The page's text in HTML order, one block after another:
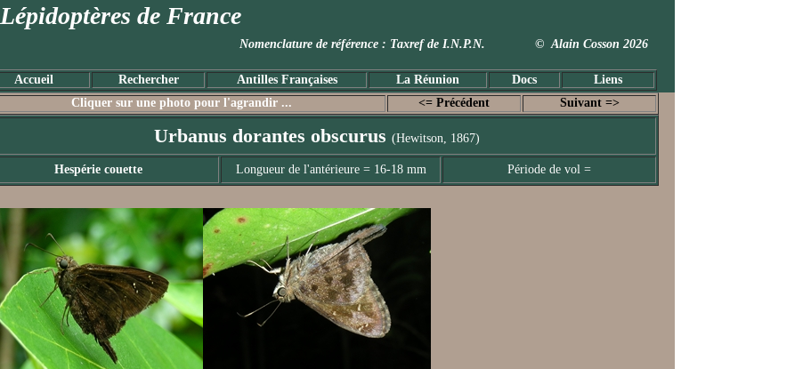
Lépidoptères de France
Nomenclature de référence : Taxref de I.N.P.N. © Alain Cosson 2026
Accueil Rechercher Antilles Françaises La Réunion Docs Liens
Cliquer sur une photo pour l'agrandir ... <= Précédent Suivant =>
Urbanus dorantes obscurus (Hewitson, 1867)
Hespérie couette Longueur de l'antérieure = 16-18 mm Période de vol =